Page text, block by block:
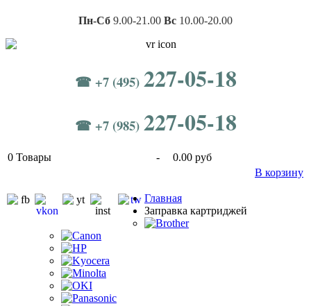
Пн-Сб 9.00-21.00 Вс 10.00-20.00
☎ +7 (495) 227-05-18
☎ +7 (985) 227-05-18
0 Товары -
0.00 руб
В корзину
Главная
Заправка картриджей